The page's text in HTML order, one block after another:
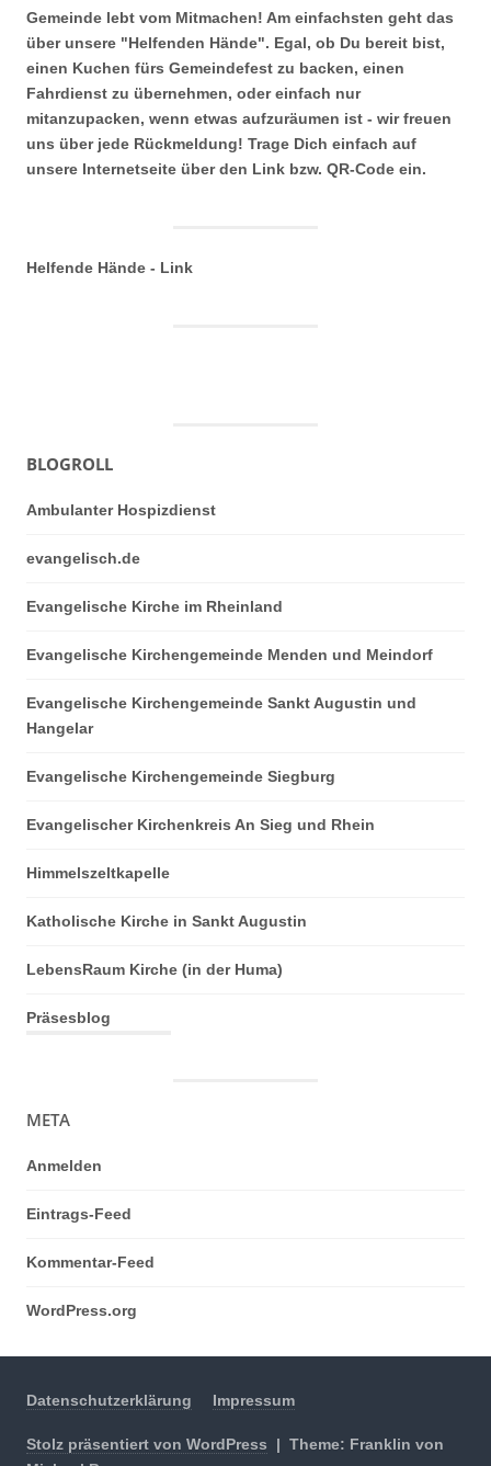
Gemeinde lebt vom Mitmachen! Am einfachsten geht das
über unsere "Helfenden Hände". Egal, ob Du bereit bist,
einen Kuchen fürs Gemeindefest zu backen, einen
Fahrdienst zu übernehmen, oder einfach nur
mitanzupacken, wenn etwas aufzuräumen ist - wir freuen
uns über jede Rückmeldung! Trage Dich einfach auf
unsere Internetseite über den Link bzw. QR-Code ein.
Helfende Hände - Link
BLOGROLL
Ambulanter Hospizdienst
evangelisch.de
Evangelische Kirche im Rheinland
Evangelische Kirchengemeinde Menden und Meindorf
Evangelische Kirchengemeinde Sankt Augustin und
Hangelar
Evangelische Kirchengemeinde Siegburg
Evangelischer Kirchenkreis An Sieg und Rhein
Himmelszeltkapelle
Katholische Kirche in Sankt Augustin
LebensRaum Kirche (in der Huma)
Präsesblog
META
Anmelden
Eintrags-Feed
Kommentar-Feed
WordPress.org
Datenschutzerklärung Impressum
Stolz präsentiert von WordPress | Theme: Franklin von